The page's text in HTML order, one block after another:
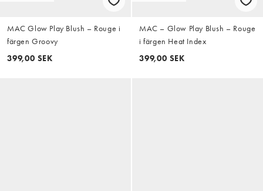
MAC Glow Play Blush – Rouge i
färgen Groovy
399,00 SEK
MAC – Glow Play Blush – Rouge
i färgen Heat Index
399,00 SEK